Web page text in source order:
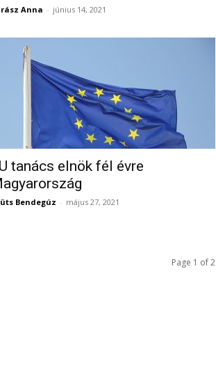
Anna - június 14, 2021
tanács elnök fél évre
Bendegúz - május 27, 2021
Page 1 of 2